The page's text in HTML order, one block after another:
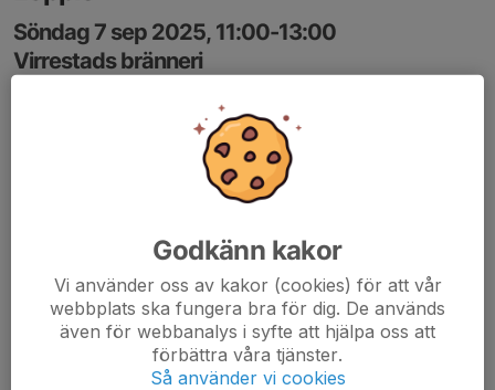
Söndag 7 sep 2025, 11:00-13:00
Virrestads bränneri
Godkänn kakor
Vi använder oss av kakor (cookies) för att vår
webbplats ska fungera bra för dig. De används
även för webbanalys i syfte att hjälpa oss att
förbättra våra tjänster.
Så använder vi cookies